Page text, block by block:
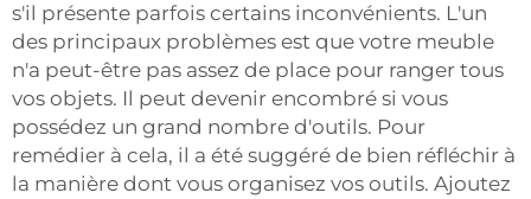
s'il présente parfois certains inconvénients. L'un
des principaux problèmes est que votre meuble
n'a peut-être pas assez de place pour ranger tous
vos objets. Il peut devenir encombré si vous
possédez un grand nombre d'outils. Pour
remédier à cela, il a été suggéré de bien réfléchir à
la manière dont vous organisez vos outils. Ajoutez